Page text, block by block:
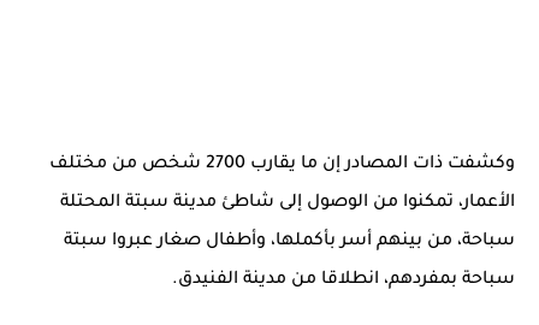
وكشفت ذات المصادر إن ما يقارب 2700 شخص من مختلف
الأعمار، تمكنوا من الوصول إلى شاطئ مدينة سبتة المحتلة
سباحة، من بينهم أسر بأكملها، وأطفال صغار عبروا سبتة
سباحة بمفردهم، انطلاقا من مدينة الفنيدق.